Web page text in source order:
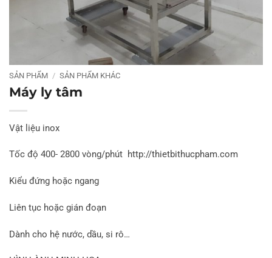
SẢN PHẨM / SẢN PHẨM KHÁC
Máy ly tâm
Vật liệu inox
Tốc độ 400- 2800 vòng/phút http://thietbithucpham.com
Kiểu đứng hoặc ngang
Liên tục hoặc gián đoạn
Dành cho hệ nước, dầu, si rô…